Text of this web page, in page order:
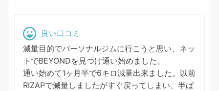
良い口コミ
減量目的でパーソナルジムに行こうと思い、ネッ
トでBEYONDを見つけ通い始めました。
通い始めて1ヶ月半で6キロ減量出来ました。以前
RIZAPで減量しましたがすぐ戻ってしまい、半ば